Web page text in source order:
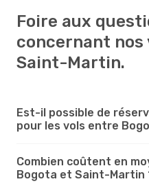
Foire aux
concernant nos
Saint-Martin.
Est-il possible de
pour les vols entre
Combien coûtent en
Bogota et Saint-Martin